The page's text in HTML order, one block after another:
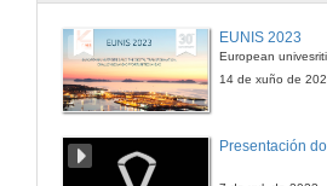
9 de xul. de 2012
EUNIS 2023
14 de xuño de